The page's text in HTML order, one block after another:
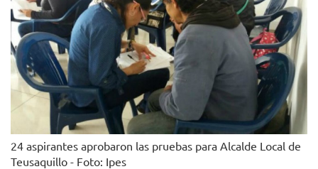
24 aspirantes aprobaron las pruebas para Alcalde Local de
Teusaquillo - Foto: Ipes